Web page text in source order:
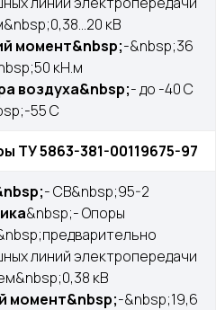
кВ
момент&nbsp;-&nbsp;36
кН.м
воздуха&nbsp;- до -40 С
55 С
ТУ 5863-381-00119675-97
- СВ&nbsp;95-2
&nbsp;- Опоры
линий электропередачи
кВ
момент&nbsp;-&nbsp;19,6